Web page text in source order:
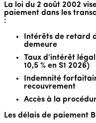
La loi du 2 août 2002
paiement dans les
:
Intérêts de retard
demeure
Taux d'intérêt légal
10,5 % en S1 2026)
Indemnité
recouvrement
Accès à la
Les délais de paiement